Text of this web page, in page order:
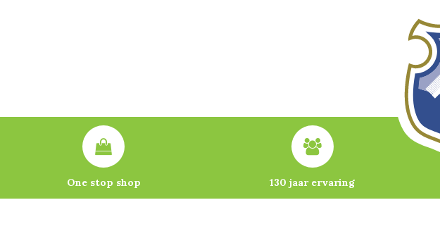
One stop shop 130 jaar ervaring